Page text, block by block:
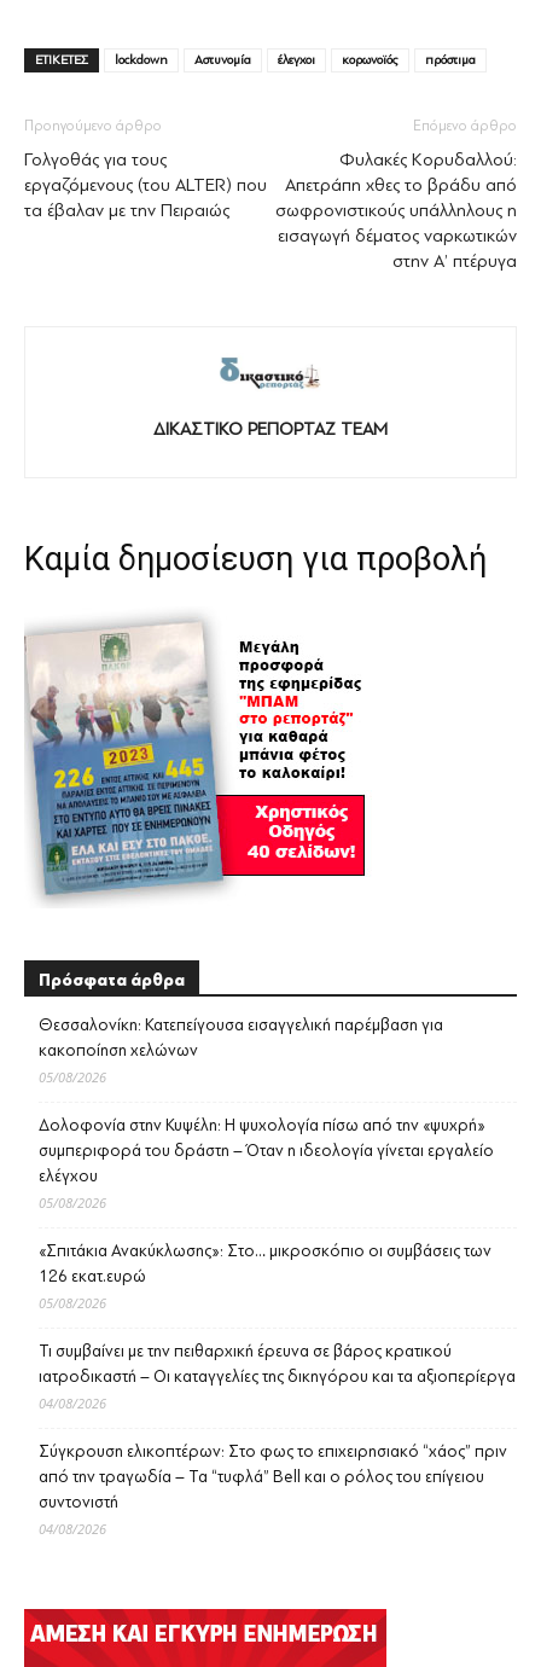
ΕΤΙΚΕΤΕΣ lockdown Αστυνομία έλεγχοι κορωνοϊός πρόστιμα
Προηγούμενο άρθρο
Γολγοθάς για τους
εργαζόμενους (του ALTER) που
τα έβαλαν με την Πειραιώς
Επόμενο άρθρο
Φυλακές Κορυδαλλού:
Απετράπη χθες το βράδυ από
σωφρονιστικούς υπάλληλους η
εισαγωγή δέματος ναρκωτικών
στην Α’ πτέρυγα
ΔΙΚΑΣΤΙΚΟ ΡΕΠΟΡΤΑΖ TEAM
Καμία δημοσίευση για προβολή
Πρόσφατα άρθρα
Θεσσαλονίκη: Κατεπείγουσα εισαγγελική παρέμβαση για
κακοποίηση χελώνων
05/08/2026
Δολοφονία στην Κυψέλη: Η ψυχολογία πίσω από την «ψυχρή»
συμπεριφορά του δράστη – Όταν η ιδεολογία γίνεται εργαλείο
ελέγχου
05/08/2026
«Σπιτάκια Ανακύκλωσης»: Στο… μικροσκόπιο οι συμβάσεις των
126 εκατ.ευρώ
05/08/2026
Τι συμβαίνει με την πειθαρχική έρευνα σε βάρος κρατικού
ιατροδικαστή – Οι καταγγελίες της δικηγόρου και τα αξιοπερίεργα
04/08/2026
Σύγκρουση ελικοπτέρων: Στο φως το επιχειρησιακό “χάος” πριν
από την τραγωδία – Τα “τυφλά” Bell και ο ρόλος του επίγειου
συντονιστή
04/08/2026